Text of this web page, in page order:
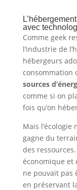
avec
Comme geek
l’industrie de
hébergeurs
consommation
sources
comme si on
fois qu’on
Mais l’écologie
gagne du
des
économique et
ne pouvait pas
en préservant